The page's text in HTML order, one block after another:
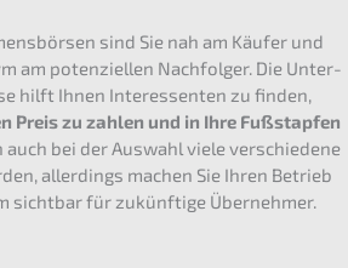
sind Sie nah am Käufer und
am poten­zi­el­len Nachfol­ger. Die Unter­
hilft Ihnen Inter­es­sen­ten zu finden,
Preis zu zahlen und in Ihre Fußstap­fen
auch bei der Auswahl viele verschie­de­ne
aller­dings machen Sie Ihren Betrieb
sicht­bar für zukünf­ti­ge Übernehmer.